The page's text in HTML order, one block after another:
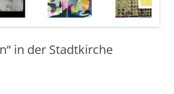
in der Stadtkirche